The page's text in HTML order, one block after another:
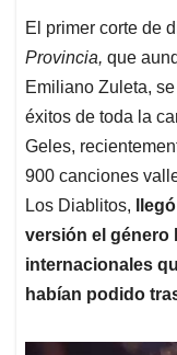
El primer corte de
Provincia, que
Emiliano Zuleta,
éxitos de toda la
Geles,
900 canciones
Los Diablitos,
versión el género
internacionales
habían podido